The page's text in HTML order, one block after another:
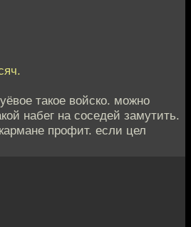
такое войско. можно
набег на соседей замутить.
профит. если цел